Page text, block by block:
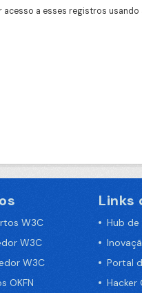
acesso a esses registros usando
W3C
W3C
W3C
OKFN
Links
Hub de
Portal
Hacker